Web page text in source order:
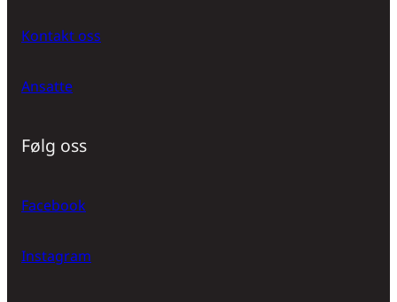
Kontakt oss
Ansatte
Følg oss
Facebook
Instagram